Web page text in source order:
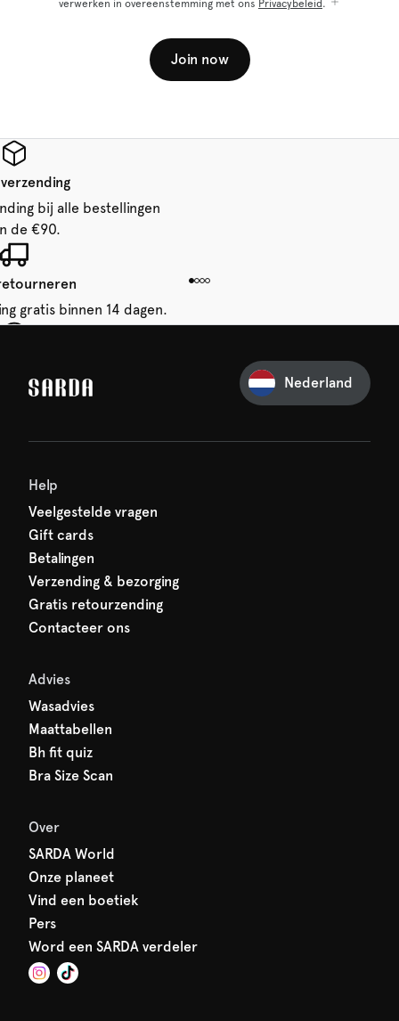
verwerken in overeenstemming met ons Privacybeleid .
Join now
bij alle bestellingen
de €90.
gratis binnen 14 dagen.
van SARDA — je eerste
Nederland
Help
Veelgestelde vragen
Gift cards
Betalingen
Verzending & bezorging
Gratis retourzending
Contacteer ons
Advies
Wasadvies
Maattabellen
Bh fit quiz
Bra Size Scan
Over
SARDA World
Onze planeet
Vind een boetiek
Pers
Word een SARDA verdeler